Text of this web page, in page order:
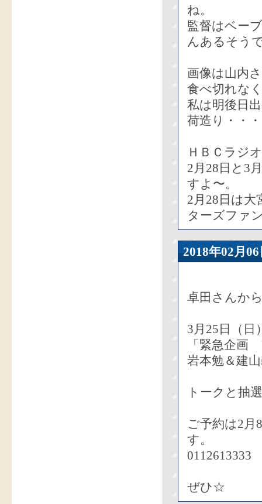
ね。
監督はベー
んあるそう
画像は山内
食べ切れな
私は明後日
荷造り・・
ＨＢＣラジ
2月28日と3
すよ〜。
2月28日は
ターズファ
2018年02
卓田さんか
3月25日（日
「緊急企画
岩本勉＆建
トークと抽
ご予約は2月
す。
0112613333
ぜひ☆